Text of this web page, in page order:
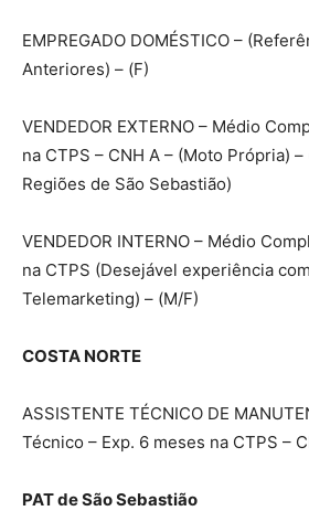
EMPREGADO DOMÉSTICO –
Anteriores) – (F)
VENDEDOR EXTERNO – Médio
na CTPS – CNH A – (Moto Própria) –
Regiões de São Sebastião)
VENDEDOR INTERNO – Médio
na CTPS (Desejável experiência
Telemarketing) – (M/F)
COSTA NORTE
ASSISTENTE TÉCNICO DE
Técnico – Exp. 6 meses na CTPS –
PAT de São Sebastião